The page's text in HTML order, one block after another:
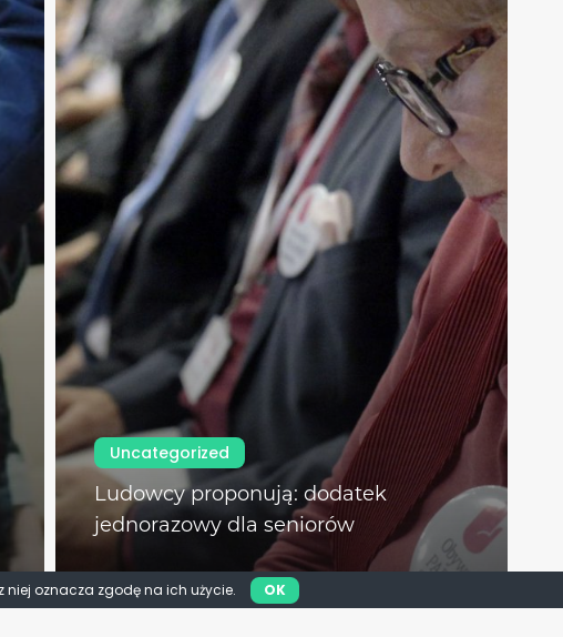
Uncategorized
Ludowcy proponują: dodatek
jednorazowy dla seniorów
niej oznacza zgodę na ich użycie. OK